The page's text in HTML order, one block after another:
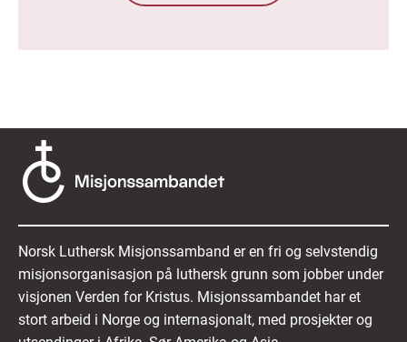
Norsk Luthersk Misjonssamband er en fri og selvstendig
misjonsorganisasjon på luthersk grunn som jobber under
visjonen Verden for Kristus. Misjonssambandet har et
stort arbeid i Norge og internasjonalt, med prosjekter og